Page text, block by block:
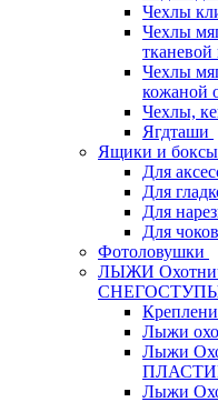
Чехлы
Чехлы
тканевой
Чехлы
кожаной
Чехлы,
Ягдташи
Ящики и боксы
Для
Для
Для
Для чоков
Фотоловушки
ЛЫЖИ
Лыжи
Лыжи
Лыжи